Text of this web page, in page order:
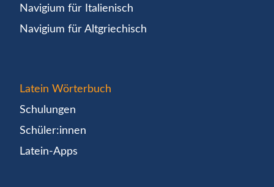
Navigium für Italienisch
Navigium für Altgriechisch
Latein Wörterbuch
Schulungen
Schüler:innen
Latein-Apps